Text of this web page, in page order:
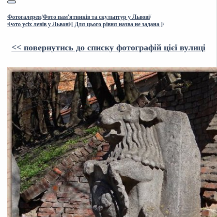
Фотогалерея/Фото пам'ятників та скульптур у Львові/
Фото усіх левів у Львові/[ Для цього рівня назва не задана ]/
<< повернутись до списку фотографій цієї вулиці